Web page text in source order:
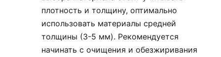
плотность и толщину, оптимально
использовать материалы средней
толщины (3-5 мм). Рекомендуется
начинать с очищения и обезжиривания